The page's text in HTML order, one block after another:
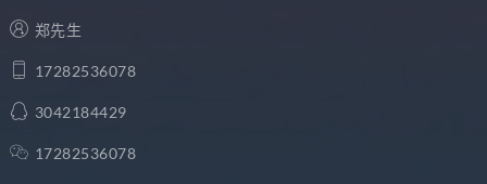
郑先生
17282536078
3042184429
17282536078